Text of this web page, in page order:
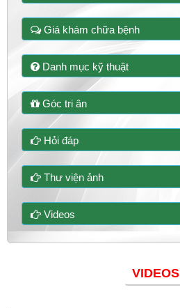
Giá khám chữa bệnh
Danh mục kỹ thuật
Góc tri ân
Hỏi đáp
Thư viện ảnh
Videos
VIDEOS